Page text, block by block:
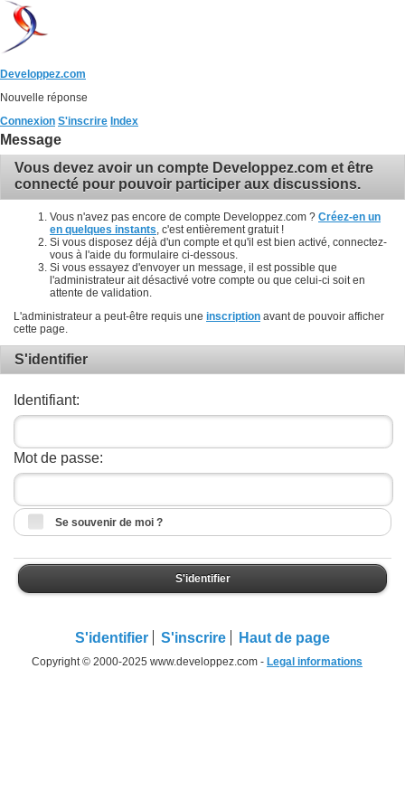
Developpez.com
Nouvelle réponse
Connexion S'inscrire Index
Message
Vous devez avoir un compte Developpez.com et être
connecté pour pouvoir participer aux discussions.
Vous n'avez pas encore de compte Developpez.com ? Créez-en un
en quelques instants , c'est entièrement gratuit !
Si vous disposez déjà d'un compte et qu'il est bien activé, connectez-
vous à l'aide du formulaire ci-dessous.
Si vous essayez d'envoyer un message, il est possible que
l'administrateur ait désactivé votre compte ou que celui-ci soit en
attente de validation.
L'administrateur a peut-être requis une inscription avant de pouvoir afficher
cette page.
S'identifier
Identifiant:
Mot de passe:
Se souvenir de moi ?
S'identifier
S'identifier S'inscrire Haut de page
Copyright © 2000-2025 www.developpez.com - Legal informations